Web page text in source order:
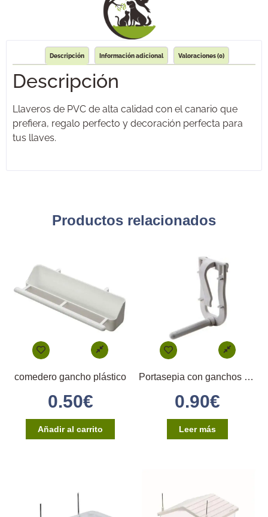
Descripción Información adicional Valoraciones (0)
Descripción
Llaveros de PVC de alta calidad con el canario que
prefiera, regalo perfecto y decoración perfecta para
tus llaves.
Productos relacionados
comedero gancho plástico
0.50€
Añadir al carrito
Portasepia con ganchos en plástico
0.90€
Leer más